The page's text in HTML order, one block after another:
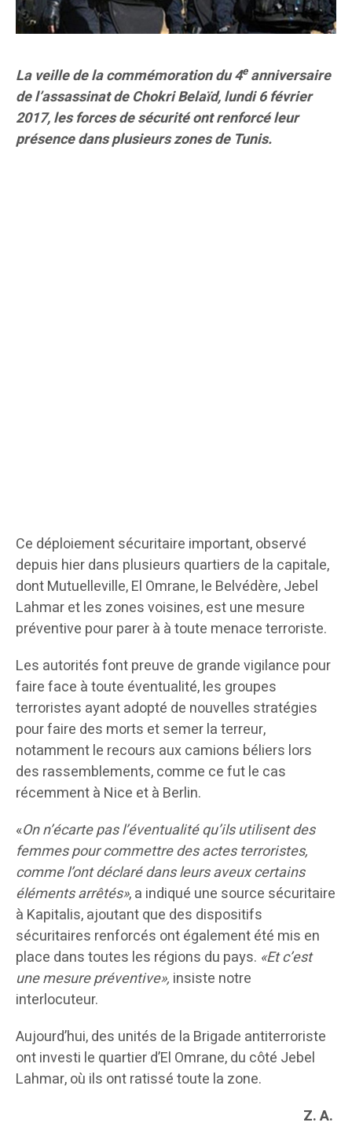
La veille de la commémoration du 4eanniversaire
de l’assassinat de Chokri Belaïd, lundi 6 février
2017, les forces de sécurité ont renforcé leur
présence dans plusieurs zones de Tunis.
Ce déploiement sécuritaire important, observé
depuis hier dans plusieurs quartiers de la capitale,
dont Mutuelleville, El Omrane, le Belvédère, Jebel
Lahmar et les zones voisines, est une mesure
préventive pour parer à à toute menace terroriste.
Les autorités font preuve de grande vigilance pour
faire face à toute éventualité, les groupes
terroristes ayant adopté de nouvelles stratégies
pour faire des morts et semer la terreur,
notamment le recours aux camions béliers lors
des rassemblements, comme ce fut le cas
récemment à Nice et à Berlin.
«On n’écarte pas l’éventualité qu’ils utilisent des
femmes pour commettre des actes terroristes,
comme l’ont déclaré dans leurs aveux certains
éléments arrêtés», a indiqué une source sécuritaire
à Kapitalis, ajoutant que des dispositifs
sécuritaires renforcés ont également été mis en
place dans toutes les régions du pays. «Et c’est
une mesure préventive», insiste notre
interlocuteur.
Aujourd’hui, des unités de la Brigade antiterroriste
ont investi le quartier d’El Omrane, du côté Jebel
Lahmar, où ils ont ratissé toute la zone.
Z. A.